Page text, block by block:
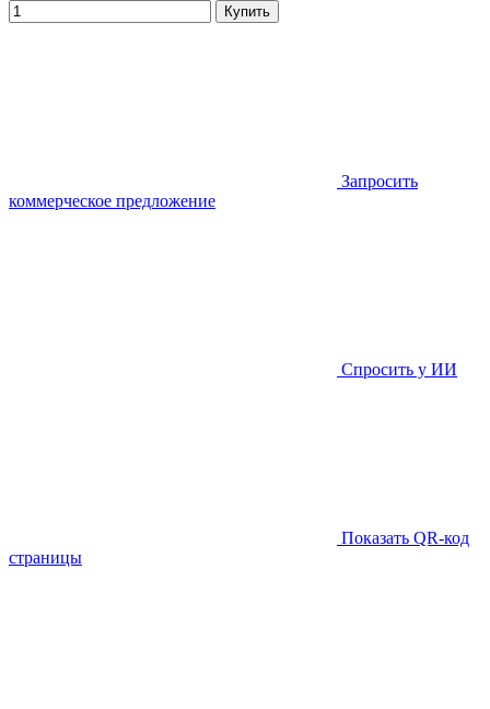
Купить
Запросить
коммерческое предложение
Спросить у ИИ
Показать QR-код
страницы